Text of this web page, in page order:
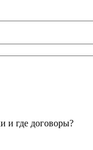
и где договоры?